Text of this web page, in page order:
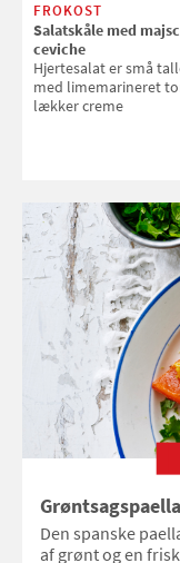
FROKOST
Salatskåle med
ceviche
Hjertesalat er små
med limemarineret
lækker creme
Den spanske
af grønt og en